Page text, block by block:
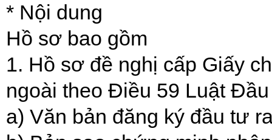
* Nội dung
Hồ sơ bao gồm
1. Hồ sơ đề nghị cấp Giấy
ngoài theo Điều 59 Luật
a) Văn bản đăng ký đầu tư